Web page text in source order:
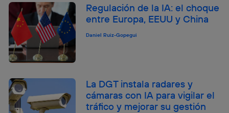
Regulación de la IA: el choque
entre Europa, EEUU y China
Daniel Ruiz-Gopegui
La DGT instala radares y
cámaras con IA para vigilar el
tráfico y mejorar su gestión